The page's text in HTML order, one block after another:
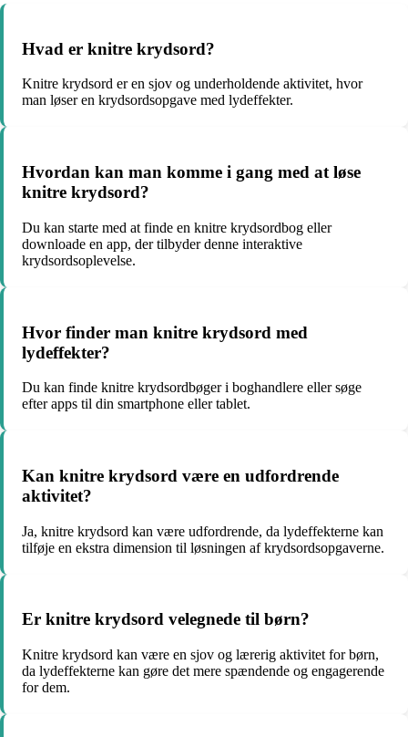
Hvad er knitre krydsord?
Knitre krydsord er en sjov og underholdende aktivitet, hvor
man løser en krydsordsopgave med lydeffekter.
Hvordan kan man komme i gang med at løse
knitre krydsord?
Du kan starte med at finde en knitre krydsordbog eller
downloade en app, der tilbyder denne interaktive
krydsordsoplevelse.
Hvor finder man knitre krydsord med
lydeffekter?
Du kan finde knitre krydsordbøger i boghandlere eller søge
efter apps til din smartphone eller tablet.
Kan knitre krydsord være en udfordrende
aktivitet?
Ja, knitre krydsord kan være udfordrende, da lydeffekterne kan
tilføje en ekstra dimension til løsningen af krydsordsopgaverne.
Er knitre krydsord velegnede til børn?
Knitre krydsord kan være en sjov og lærerig aktivitet for børn,
da lydeffekterne kan gøre det mere spændende og engagerende
for dem.